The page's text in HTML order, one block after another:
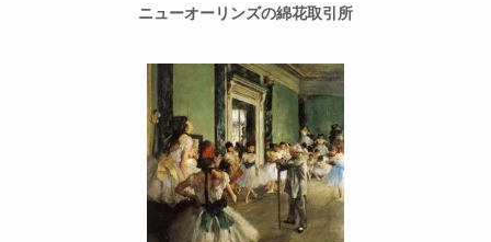
ニューオーリンズの綿花取引所